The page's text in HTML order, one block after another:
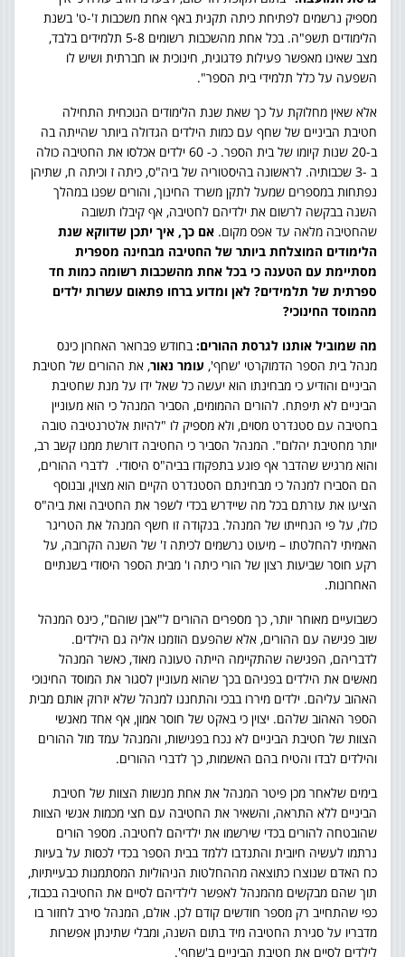
מספיק נרשמים לפתיחת כיתה תקנית באף אחת משכבות ז'-ט' בשנת
הלימודים תשפ"ה. בכל אחת מהשכבות רשומים 5-8 תלמידים בלבד,
מצב שאינו מאפשר פעילות פדגוגית, חינוכית או חברתית ושיש לו
השפעה על כלל תלמידי בית הספר".
אלא שאין מחלוקת על כך שאת שנת הלימודים הנוכחית התחילה
חטיבת הביניים של שחף עם כמות הילדים הגדולה ביותר שהייתה בה
ב-20 שנות קיומו של בית הספר. כ- 60 ילדים אכלסו את החטיבה כולה
ב -3 שכבותיה. לראשונה בהיסטוריה של ביה"ס, כיתה ז וכיתה ח, שתיהן
נפתחות במספרים שמעל לתקן משרד החינוך, והורים שפנו במהלך
השנה בבקשה לרשום את ילדיהם לחטיבה, אף קיבלו תשובה
שהחטיבה מלאה עד אפס מקום. אם כך, איך יתכן שדווקא שנת
הלימודים המוצלחת ביותר של החטיבה מבחינה מספרית
מסתיימת עם הטענה כי בכל אחת מהשכבות רשומה כמות חד
ספרתית של תלמידים? לאן ומדוע ברחו פתאום עשרות ילדים
מהמוסד החינוכי?
מה שמוביל אותנו לגרסת ההורים:בחודש פברואר האחרון כינס
מנהל בית הספר הדמוקרטי 'שחף', עומר נאור, את ההורים של חטיבת
הביניים והודיע כי מבחינתו הוא יעשה כל שאל ידו על מנת שחטיבת
הביניים לא תיפתח. להורים ההמומים, הסביר המנהל כי הוא מעוניין
בחטיבה עם סטנדרט מסוים, ולא מספיק לו "להיות אלטרנטיבה טובה
יותר מחטיבת יהלום". המנהל הסביר כי החטיבה דורשת ממנו קשב רב,
והוא מרגיש שהדבר אף פוגע בתפקודו בביה"ס היסודי. לדברי ההורים,
הם הסבירו למנהל כי מבחינתם הסטנדרט הקיים הוא מצוין, ובנוסף
הציעו את עזרתם בכל מה שיידרש בכדי לשפר את החטיבה ואת ביה"ס
כולו, על פי הנחייתו של המנהל. בנקודה זו חשף המנהל את הטריגר
האמיתי להחלטתו – מיעוט נרשמים לכיתה ז' של השנה הקרובה, על
רקע חוסר שביעות רצון של הורי כיתה ו' מבית הספר היסודי בשנתיים
האחרונות.
כשבועיים מאוחר יותר, כך מספרים ההורים ל"אבן שוהם", כינס המנהל
שוב פגישה עם ההורים, אלא שהפעם הוזמנו אליה גם הילדים.
לדבריהם, הפגישה שהתקיימה הייתה טעונה מאוד, כאשר המנהל
מאשים את הילדים בפניהם בכך שהוא מעוניין לסגור את המוסד החינוכי
האהוב עליהם. ילדים מיררו בבכי והתחננו למנהל שלא יזרוק אותם מבית
הספר האהוב שלהם. יצוין כי באקט של חוסר אמון, אף אחד מאנשי
הצוות של חטיבת הביניים לא נכח בפגישות, והמנהל עמד מול ההורים
והילדים לבדו והטיח בהם האשמות, כך לדברי ההורים.
בימים שלאחר מכן פיטר המנהל את אחת מנשות הצוות של חטיבת
הביניים ללא התראה, והשאיר את החטיבה עם חצי מכמות אנשי הצוות
שהובטחה להורים בכדי שירשמו את ילדיהם לחטיבה. מספר הורים
נרתמו לעשיה חיובית והתנדבו ללמד בבית הספר בכדי לכסות על בעיות
כח האדם שנוצרו כתוצאה מההחלטות הניהוליות המסתמנות כבעייתיות,
תוך שהם מבקשים מהמנהל לאפשר לילדיהם לסיים את החטיבה בכבוד,
כפי שהתחייב רק מספר חודשים קודם לכן. אולם, המנהל סירב לחזור בו
מדבריו על סגירת החטיבה מיד בתום השנה, ומבלי שתינתן אפשרות
לילדים לסיים את חטיבת הביניים ב'שחף'.